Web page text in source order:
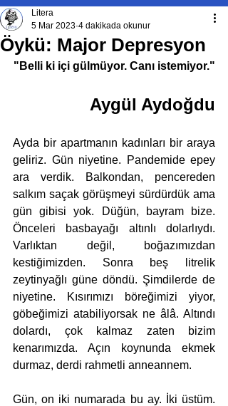
Öykü: Major Depresyon
Litera
5 Mar 2023 4 dakikada okunur
"Belli ki içi gülmüyor. Canı istemiyor."
Aygül Aydoğdu
Ayda bir apartmanın kadınları bir araya
geliriz. Gün niyetine. Pandemide epey
ara verdik. Balkondan, pencereden
salkım saçak görüşmeyi sürdürdük ama
gün gibisi yok. Düğün, bayram bize.
Önceleri basbayağı altınlı dolarlıydı.
Varlıktan değil, boğazımızdan
kestiğimizden. Sonra beş litrelik
zeytinyağlı güne döndü. Şimdilerde de
niyetine. Kısırımızı böreğimizi yiyor,
göbeğimizi atabiliyorsak ne âlâ. Altındı
dolardı, çok kalmaz zaten bizim
kenarımızda. Açın koynunda ekmek
durmaz, derdi rahmetli anneannem.
Gün, on iki numarada bu ay. İki üstüm.